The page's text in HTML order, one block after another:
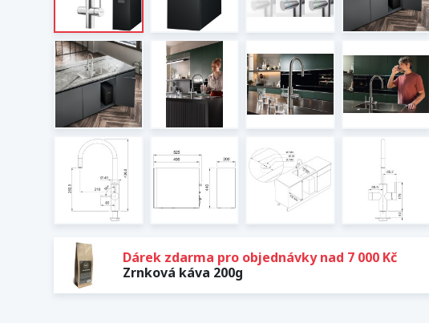
Dárek zdarma pro objednávky nad 7 000 Kč
Zrnková káva 200g